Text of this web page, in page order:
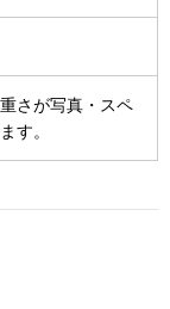
ブーツ
さが写真・スペ
す。